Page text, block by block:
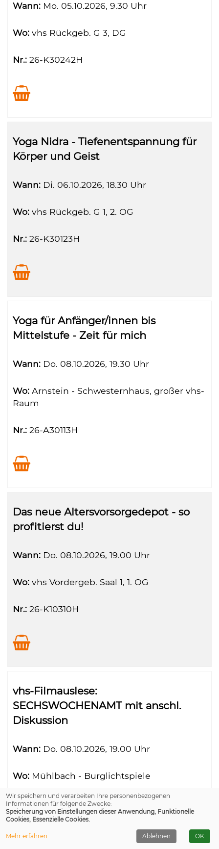
Wann: Mo. 05.10.2026, 9.30 Uhr
Wo: vhs Rückgeb. G 3, DG
Nr.: 26-K30242H
Yoga Nidra - Tiefenentspannung für
Körper und Geist
Wann: Di. 06.10.2026, 18.30 Uhr
Wo: vhs Rückgeb. G 1, 2. OG
Nr.: 26-K30123H
Yoga für Anfänger/innen bis
Mittelstufe - Zeit für mich
Wann: Do. 08.10.2026, 19.30 Uhr
Wo: Arnstein - Schwesternhaus, großer vhs-
Raum
Nr.: 26-A30113H
Das neue Altersvorsorgedepot - so
profitierst du!
Wann: Do. 08.10.2026, 19.00 Uhr
Wo: vhs Vordergeb. Saal 1, 1. OG
Nr.: 26-K10310H
vhs-Filmauslese:
SECHSWOCHENAMT mit anschl.
Diskussion
Wann: Do. 08.10.2026, 19.00 Uhr
Wo: Mühlbach - Burglichtspiele
Nr.:26-K10431H
Wir speichern und verarbeiten Ihre personenbezogenen
Informationen für folgende Zwecke:
Speicherung von Einstellungen dieser Anwendung, Funktionelle
Cookies, Essenzielle Cookies.
Mehr erfahren Ablehnen OK